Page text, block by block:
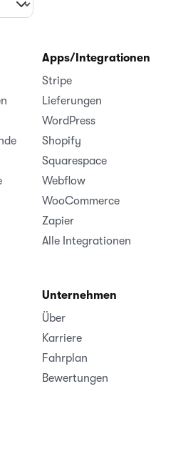
Apps/Integrationen
Stripe
Lieferungen
WordPress
Shopify
Squarespace
Webflow
WooCommerce
Zapier
Alle Integrationen
Unternehmen
Über
Karriere
Fahrplan
Bewertungen